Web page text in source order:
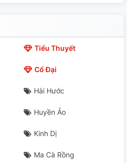
Tiểu Thuyết
Cổ Đại
Hài Hước
Huyền Ảo
Kinh Dị
Ma Cà Rồng